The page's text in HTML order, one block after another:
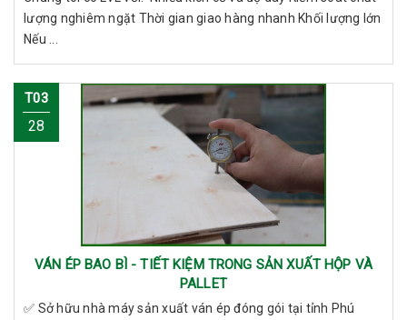
lượng nghiêm ngặt Thời gian giao hàng nhanh Khối lượng lớn
Nếu ...
T03
28
VÁN ÉP BAO BÌ - TIẾT KIỆM TRONG SẢN XUẤT HỘP VÀ
PALLET
✅ Sở hữu nhà máy sản xuất ván ép đóng gói tại tỉnh Phú